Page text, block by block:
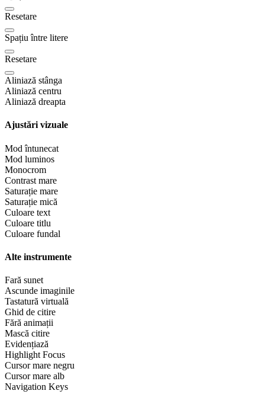
Resetare
Spațiu între litere
Resetare
Aliniază stânga
Aliniază centru
Aliniază dreapta
Ajustări vizuale
Mod întunecat
Mod luminos
Monocrom
Contrast mare
Saturație mare
Saturație mică
Culoare text
Culoare titlu
Culoare fundal
Alte instrumente
Fară sunet
Ascunde imaginile
Tastatură virtuală
Ghid de citire
Fără animații
Mască citire
Evidențiază
Highlight Focus
Cursor mare negru
Cursor mare alb
Navigation Keys